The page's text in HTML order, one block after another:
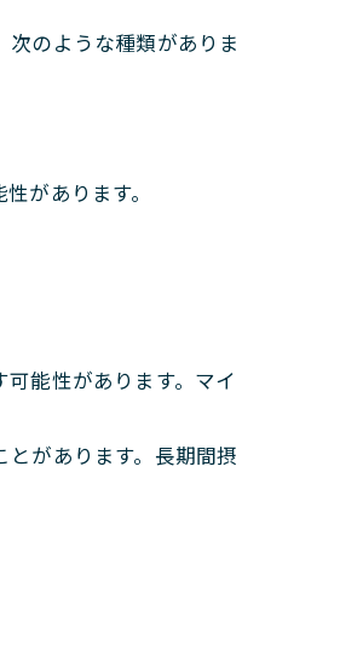
のような種類がありま
があります。
能性があります。マイ
があります。長期間摂